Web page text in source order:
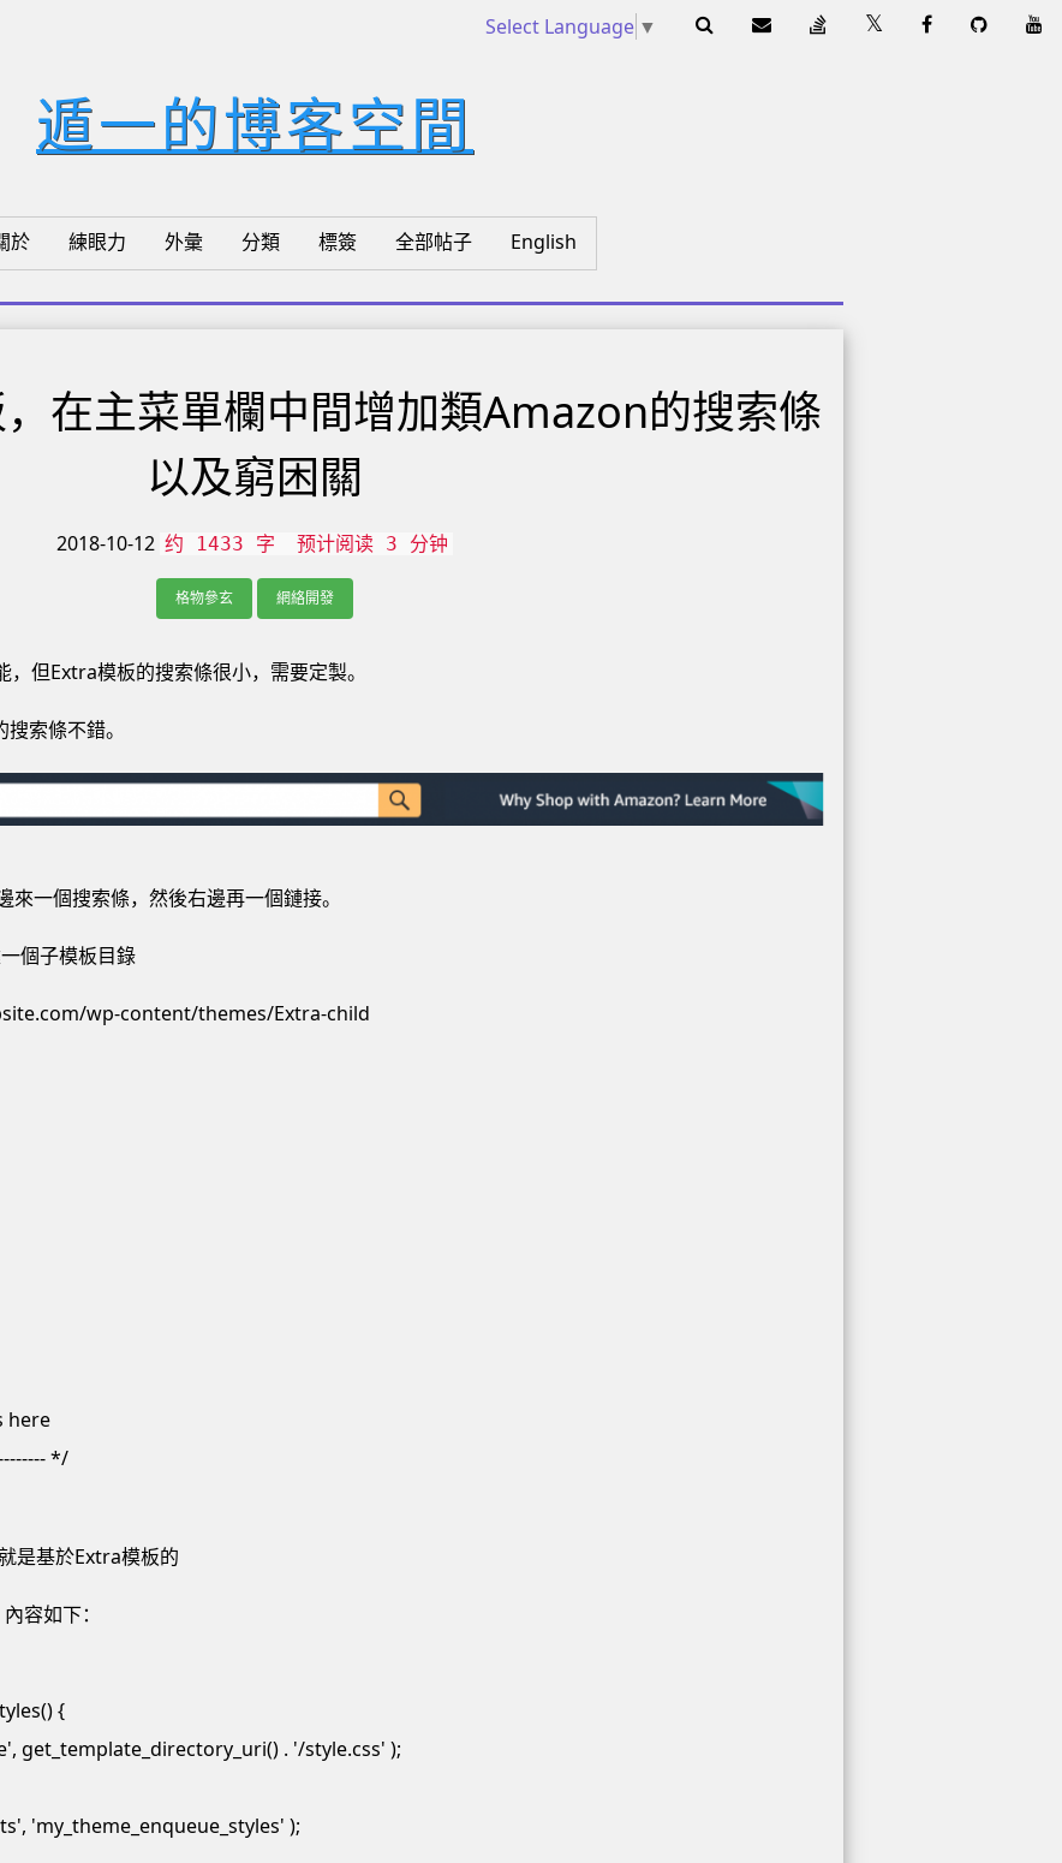
Select Language ▼
遁一的博客空間
於 練眼力 外彙 分類 標簽 全部帖子 English
在主菜單欄中間增加類Amazon的搜索條
以及窮困關
2018-10-12 约 1433 字 预计阅读 3 分钟
格物參玄 網絡開發
但Extra模板的搜索條很小，需要定製。
索條不錯。
一個搜索條，然後右邊再一個鏈接。
個子模板目錄
wp-content/themes/Extra-child
here
*/
是基於Extra模板的
容如下：
{
get_template_directory_uri() . '/style.css' );
'my_theme_enqueue_styles' );